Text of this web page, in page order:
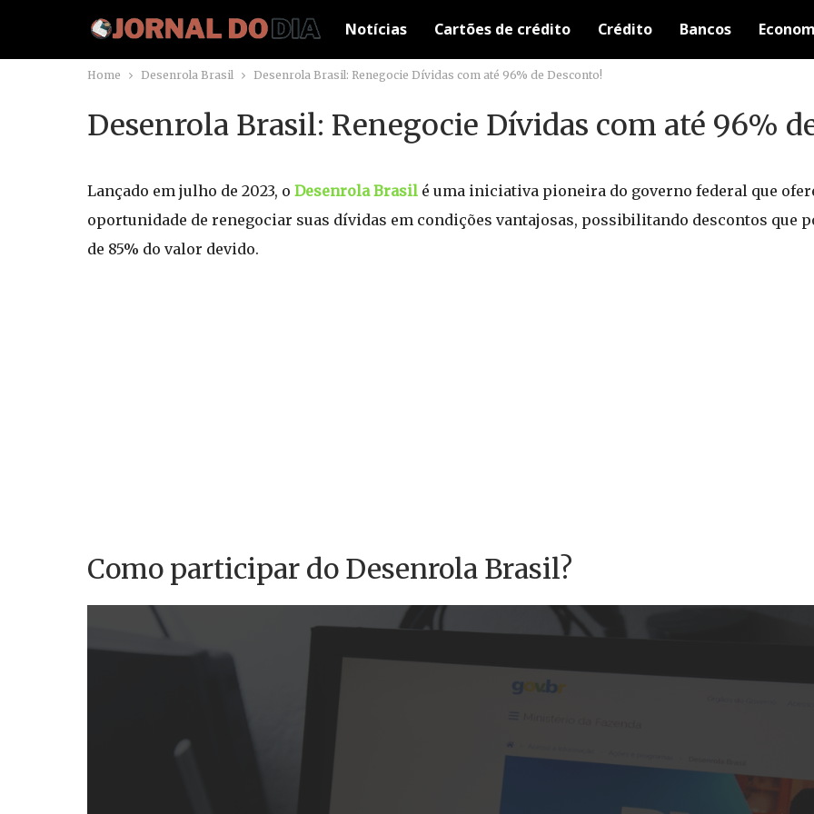
Notícias Cartões de crédito Crédito Bancos
Home Desenrola Brasil Desenrola Brasil: Renegocie Dívidas com até 96% de Desconto!
Desenrola Brasil: Renegocie Dívidas com até 96%
Lançado em julho de 2023, o Desenrola Brasil é uma iniciativa pioneira do governo federal que
oportunidade de renegociar suas dívidas em condições vantajosas, possibilitando descontos que
de 85% do valor devido.
Como participar do Desenrola Brasil?